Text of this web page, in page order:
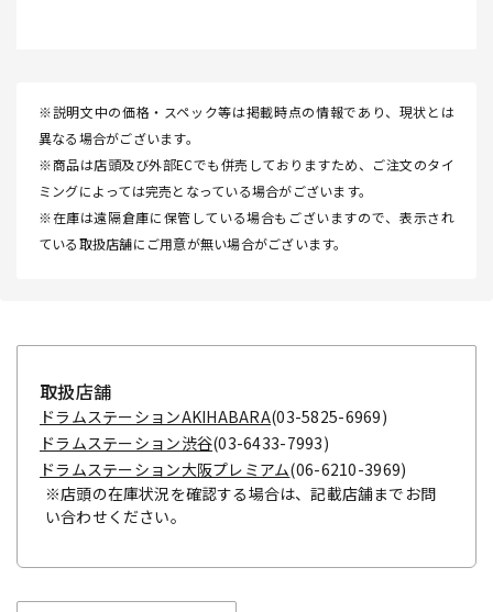
※説明文中の価格・スペック等は掲載時点の情報であり、現状とは
異なる場合がございます。
※商品は店頭及び外部ECでも併売しておりますため、ご注文のタイ
ミングによっては完売となっている場合がございます。
※在庫は遠隔倉庫に保管している場合もございますので、表示され
ている取扱店舗にご用意が無い場合がございます。
取扱店舗
ドラムステーションAKIHABARA(03-5825-6969)
ドラムステーション渋谷(03-6433-7993)
ドラムステーション大阪プレミアム(06-6210-3969)
※店頭の在庫状況を確認する場合は、記載店舗までお問
い合わせください。